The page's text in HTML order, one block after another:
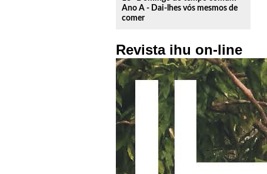
Ano A - Dai-lhes vós mesmos de
comer
Revista ihu on-line